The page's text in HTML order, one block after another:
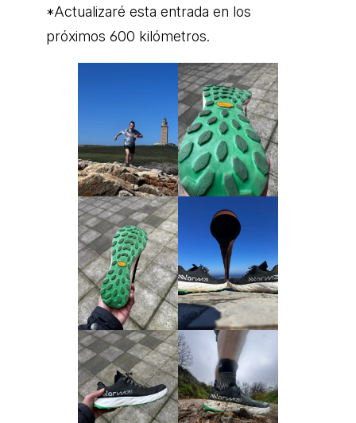
*Actualizaré esta entrada en los
próximos 600 kilómetros.